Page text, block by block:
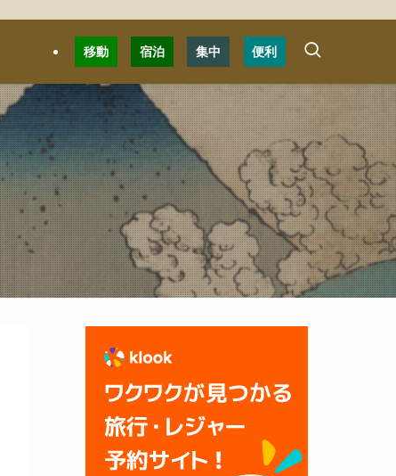
移動 宿泊 集中 便利